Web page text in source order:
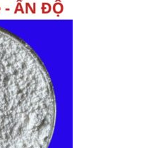
là:
197.000 VND.
tại
là: